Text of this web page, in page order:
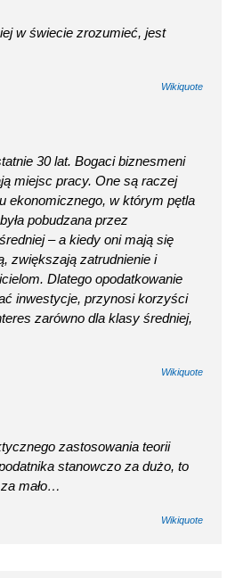
w świecie zrozumieć, jest
Wikiquote
30 lat. Bogaci biznesmeni
miejsc pracy. One są raczej
ekonomicznego, w którym pętla
pobudzana przez
– a kiedy oni mają się
zwiększają zatrudnienie i
Dlatego opodatkowanie
inwestycje, przynosi korzyści
zarówno dla klasy średniej,
Wikiquote
zastosowania teorii
stanowczo za dużo, to
mało…
Wikiquote